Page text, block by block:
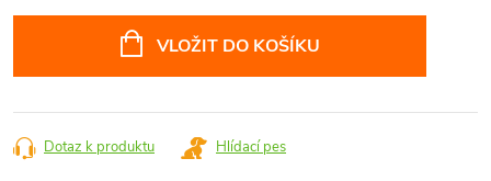
VLOŽIT DO KOŠÍKU
Dotaz k produktu Hlídací pes